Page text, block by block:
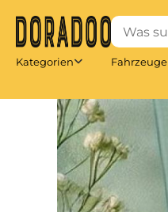
zum
Inhalt
Kategorien Fahrzeuge